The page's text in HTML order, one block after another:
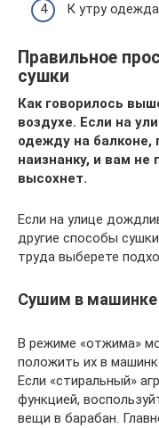
К утру
Правильное
сушки
Как говорилось
воздухе. Если на
одежду на балконе,
наизнанку, и вам
высохнет.
Если на улице
другие способы
труда выберете
Сушим в машинке
В режиме «отжима»
положить их в
Если «стиральный»
функцией,
вещи в барабан.